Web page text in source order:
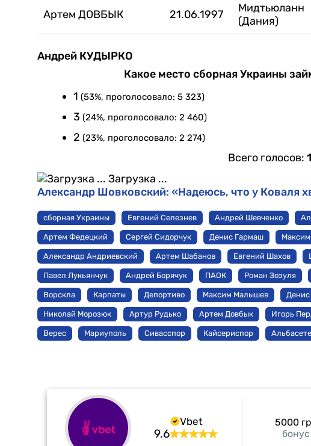
Артем ДОВБЫК 21.06.1997
Мидтьюланн
(Дания)
Андрей КУДЫРКО
Какое место сборная Украины
1 (53%, проголосовало: 5 323)
3 (24%, проголосовало: 2 460)
2 (23%, проголосовало: 2 274)
Всего голосов:
Загрузка ...
Александр Шовковский: «Надеюсь, что у Коваля
сборная Украины Евгений Селезнев Андрей Шевченко
Артем Федецкий Сергей Сидорчук Денис Гармаш
Александр Андриевский Артем Шабанов Евгений Шахов
Павел Лукьянчук Андрей Борячук ПАОК Роман Зозуля
Ворскла Карпаты Депортиво Максим Малышев
Николай Морозюк Артур Рудько Артем Довбык Игорь
Верес Мариуполь Сивасспор Кайсериспор Альбасете
Vbet
9.6 бонус
5000